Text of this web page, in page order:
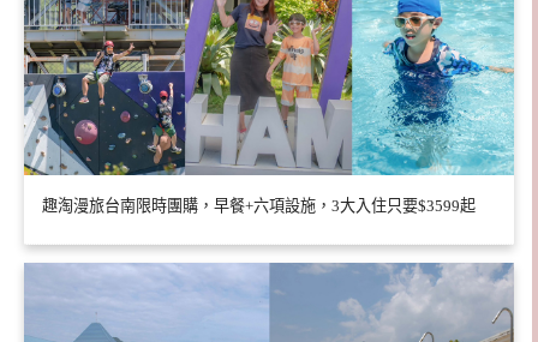
趣淘漫旅台南限時團購，早餐+六項設施，3大入住只要$3599起